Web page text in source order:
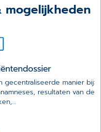
mogelijkheden
manier bij:
resultaten van de